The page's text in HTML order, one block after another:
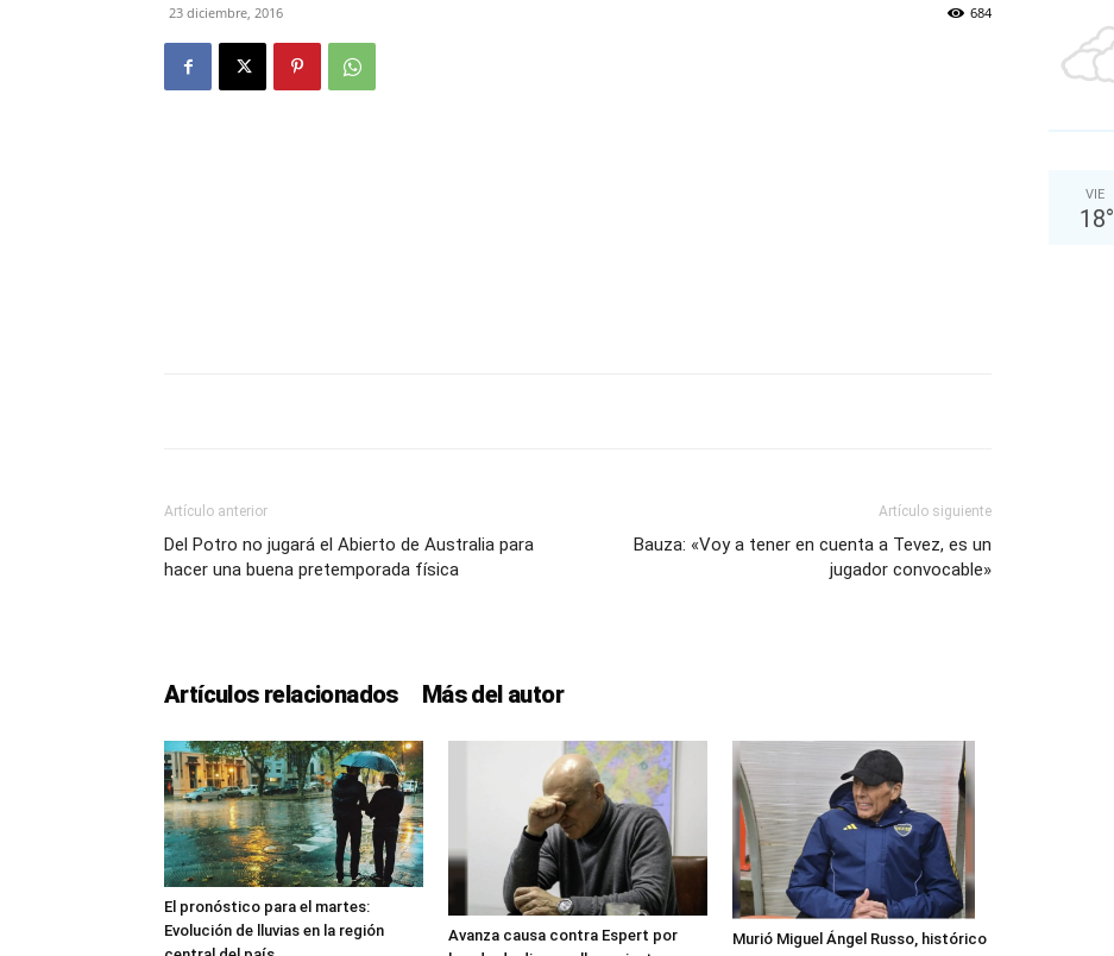
es
23 diciembre, 2016 684
Artículo anterior
Del Potro no jugará el Abierto de Australia para
hacer una buena pretemporada física
Artículo siguiente
Bauza: «Voy a tener en cuenta a Tevez, es un
jugador convocable»
Artículos relacionados Más del autor
El pronóstico para el martes:
Evolución de lluvias en la región
Avanza causa contra Espert por
Murió Miguel Ángel Russo, histórico
VIE
18°